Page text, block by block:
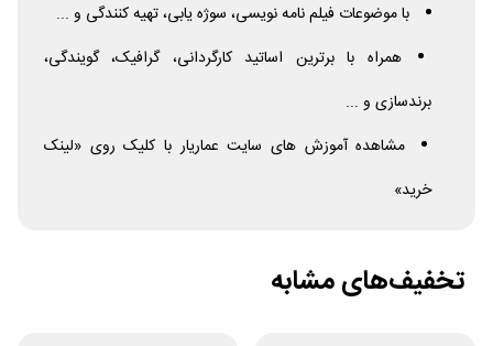
با موضوعات فیلم نامه نویسی، سوژه یابی، تهیه کنندگی و ...
همراه با برترین اساتید کارگردانی، گرافیک، گویندگی،
برندسازی و ...
مشاهده آموزش های سایت عماریار با کلیک روی «لینک
خرید»
تخفیف‌های مشابه